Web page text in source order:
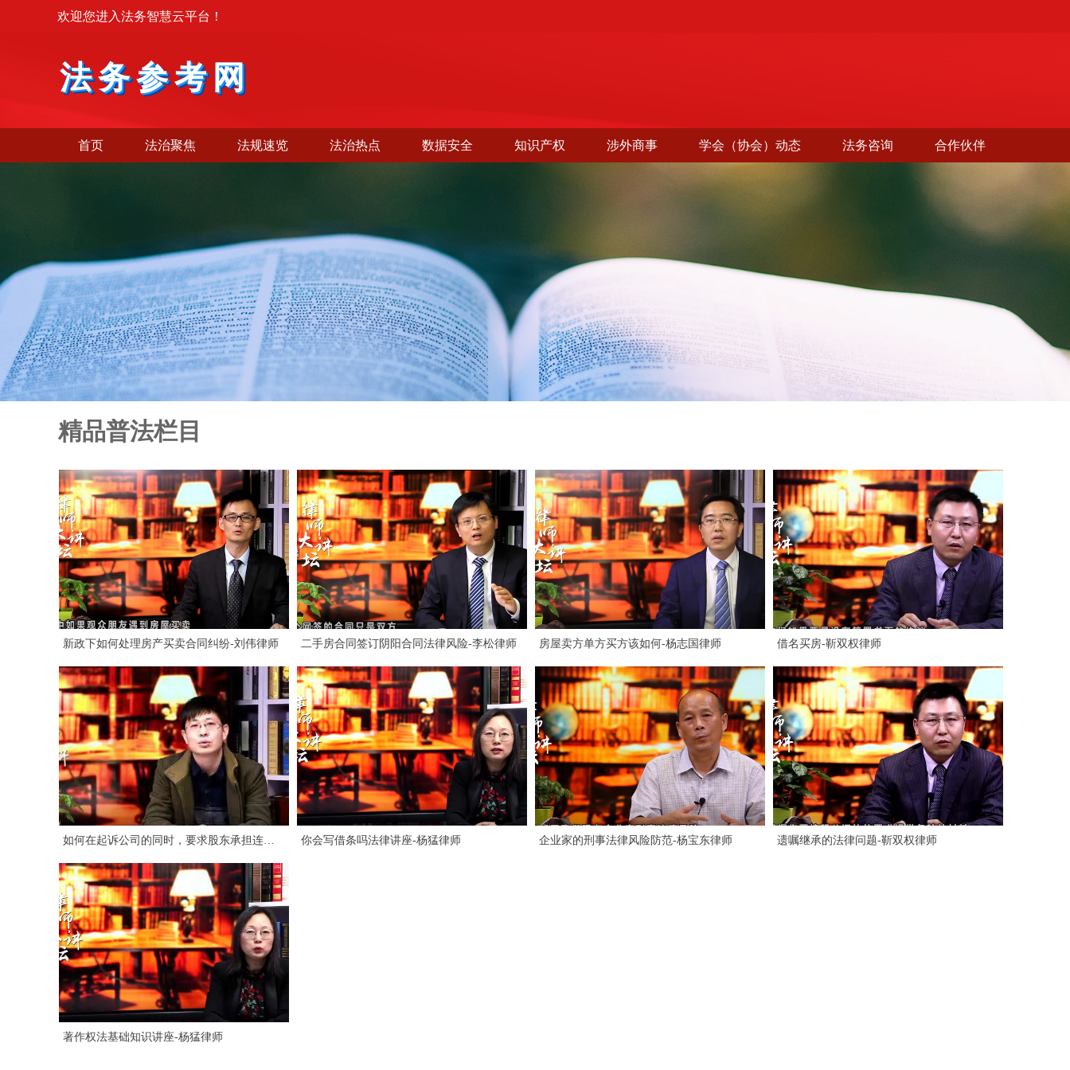
欢迎您进入法务智慧云平台！
法务参考网
首页 法治聚焦 法规速览 法治热点 数据安全 知识产权 涉外商事 学会（协会）动态 法务咨询 合作伙伴
精品普法栏目
新政下如何处理房产买卖合同纠纷-刘伟律师 二手房合同签订阴阳合同法律风险-李松律师 房屋卖方单方买方该如何-杨志国律师 借名买房-靳双权律师
如何在起诉公司的同时，要求股东承担连带
你会写借条吗法律讲座-杨猛律师 企业家的刑事法律风险防范-杨宝东律师 遗嘱继承的法律问题-靳双权律师
著作权法基础知识讲座-杨猛律师